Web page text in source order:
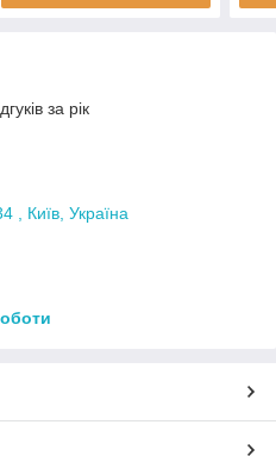
за рік
, Київ, Україна